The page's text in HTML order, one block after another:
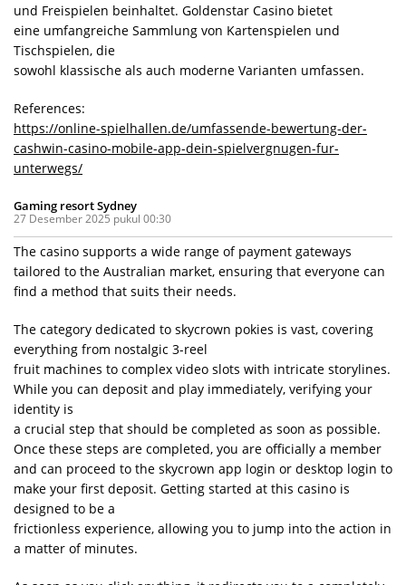
und Freispielen beinhaltet. Goldenstar Casino bietet
eine umfangreiche Sammlung von Kartenspielen und
Tischspielen, die
sowohl klassische als auch moderne Varianten umfassen.
References:
https://online-spielhallen.de/umfassende-bewertung-der-
cashwin-casino-mobile-app-dein-spielvergnugen-fur-
unterwegs/
Gaming resort Sydney
27 Desember 2025 pukul 00:30
The casino supports a wide range of payment gateways
tailored to the Australian market, ensuring that everyone can
find a method that suits their needs.
The category dedicated to skycrown pokies is vast, covering
everything from nostalgic 3-reel
fruit machines to complex video slots with intricate storylines.
While you can deposit and play immediately, verifying your
identity is
a crucial step that should be completed as soon as possible.
Once these steps are completed, you are officially a member
and can proceed to the skycrown app login or desktop login to
make your first deposit. Getting started at this casino is
designed to be a
frictionless experience, allowing you to jump into the action in
a matter of minutes.